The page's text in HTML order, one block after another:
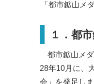
「都市鉱山メ
１．都
都市鉱山メ
28年10月に、
会」を発足し